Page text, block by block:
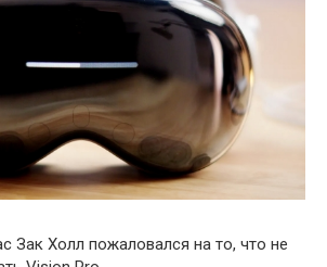
Зак Холл пожаловался на то, что не